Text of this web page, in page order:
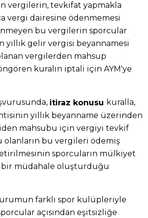
vergilerin, tevkifat yapmakla
vergi dairesine ödenmemesi
bu vergilerin sporcular
yıllık gelir vergisi beyannamesi
vergilerden mahsup
kuralın iptali için AYM'ye
itiraz konusu kuralla,
yıllık beyanname üzerinden
mahsubu için vergiyi tevkif
bu vergileri ödemiş
sporcuların mülkiyet
bir müdahale oluşturduğu
farklı spor kulüpleriyle
açısından eşitsizliğe